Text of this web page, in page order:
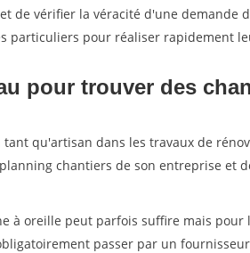
de vérifier la véracité d'une demande
particuliers pour réaliser rapidement
pour trouver des
qu'artisan dans les travaux de
chantiers de son entreprise et
à oreille peut parfois suffire mais
passer par un